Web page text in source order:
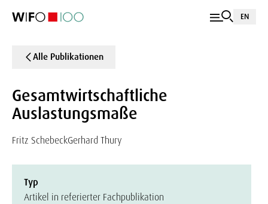
EN
Alle Publikationen
Gesamtwirtschaftliche
Auslastungsmaße
Fritz SchebeckGerhard Thury
Typ
Artikel in referierter Fachpublikation